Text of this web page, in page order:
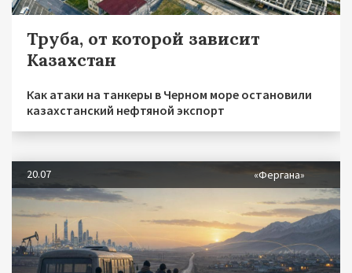
Труба, от которой зависит
Казахстан
Как атаки на танкеры в Черном море остановили
казахстанский нефтяной экспорт
20.07 «Фергана»